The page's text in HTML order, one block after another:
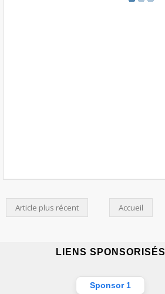
Article plus récent Accueil
LIENS SPONSORISÉS
Sponsor 1